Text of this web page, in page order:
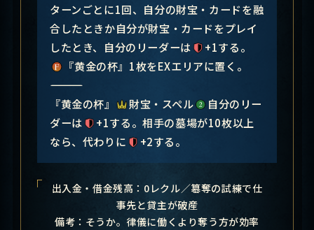
ターンごとに1回、自分の財宝・カードを融
合したときか自分が財宝・カードをプレイ
したとき、自分のリーダーは
+1する。
『黄金の杯』1枚をEXエリアに置く。
―――――――――――――――
『黄金の杯』
財宝・スペル
自分のリー
ダーは
+1する。相手の墓場が10枚以上
なら、代わりに
+2する。
出入金・借金残高：0レクル／簒奪の試練で仕
事先と貸主が破産
備考：そうか。律儀に働くより奪う方が効率